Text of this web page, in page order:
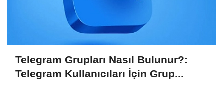
Telegram Grupları Nasıl Bulunur?:
Telegram Kullanıcıları İçin Grup...